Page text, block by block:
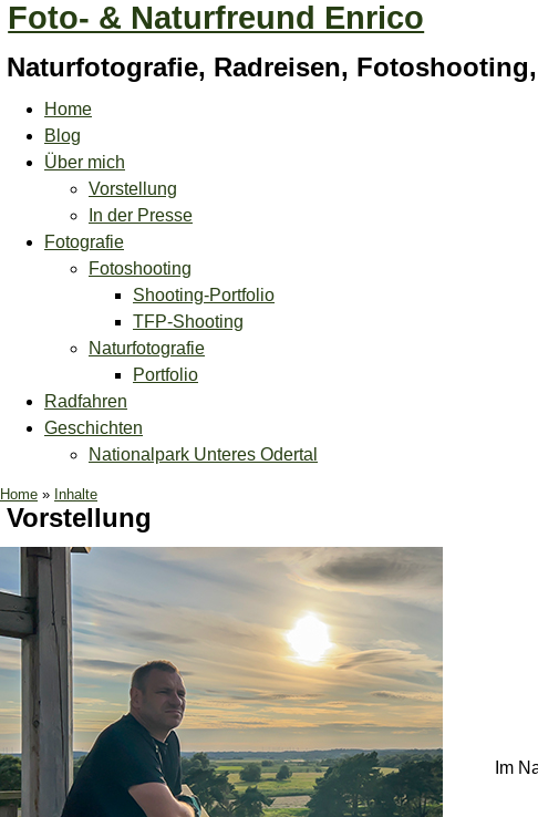
Foto- & Naturfreund Enrico
Naturfotografie, Radreisen,
Home
Blog
Über mich
Vorstellung
In der Presse
Fotografie
Fotoshooting
Shooting-Portfolio
TFP-Shooting
Naturfotografie
Portfolio
Radfahren
Geschichten
Nationalpark Unteres Odertal
Home » Inhalte
Vorstellung
Im